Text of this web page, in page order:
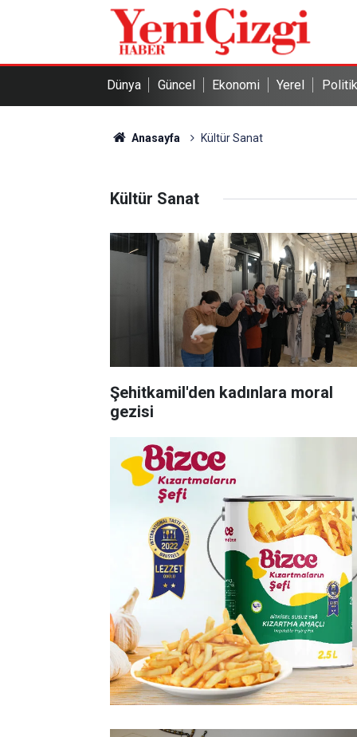
Dünya Güncel Ekonomi Yerel
Anasayfa Kültür Sanat
Kültür Sanat
Şehitkamil'den kadınlara moral
gezisi